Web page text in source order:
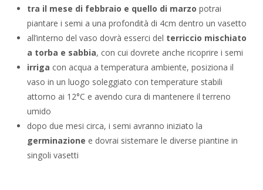
tra il mese di febbraio e quello di marzo potrai
piantare i semi a una profondità di 4cm dentro un vasetto
all’interno del vaso dovrà esserci del terriccio mischiato
a torba e sabbia, con cui dovrete anche ricoprire i semi
irriga con acqua a temperatura ambiente, posiziona il
vaso in un luogo soleggiato con temperature stabili
attorno ai 12°C e avendo cura di mantenere il terreno
umido
dopo due mesi circa, i semi avranno iniziato la
germinazione e dovrai sistemare le diverse piantine in
singoli vasetti